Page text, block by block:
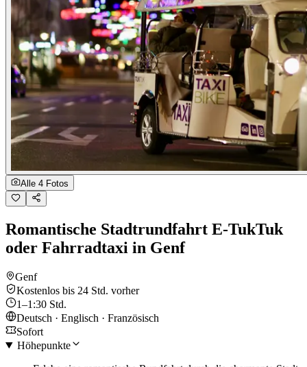
Alle 4 Fotos
Romantische Stadtrundfahrt E-TukTuk
oder Fahrradtaxi in Genf
Genf
Kostenlos bis 24 Std. vorher
1–1:30 Std.
Deutsch · Englisch · Französisch
Sofort
Höhepunkte